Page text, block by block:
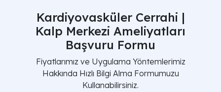
Kardiyovasküler Cerrahi |
Kalp Merkezi Ameliyatları
Başvuru Formu
Fiyatlarımız ve Uygulama Yöntemlerimiz
Hakkında Hızlı Bilgi Alma Formumuzu
Kullanabilirsiniz.